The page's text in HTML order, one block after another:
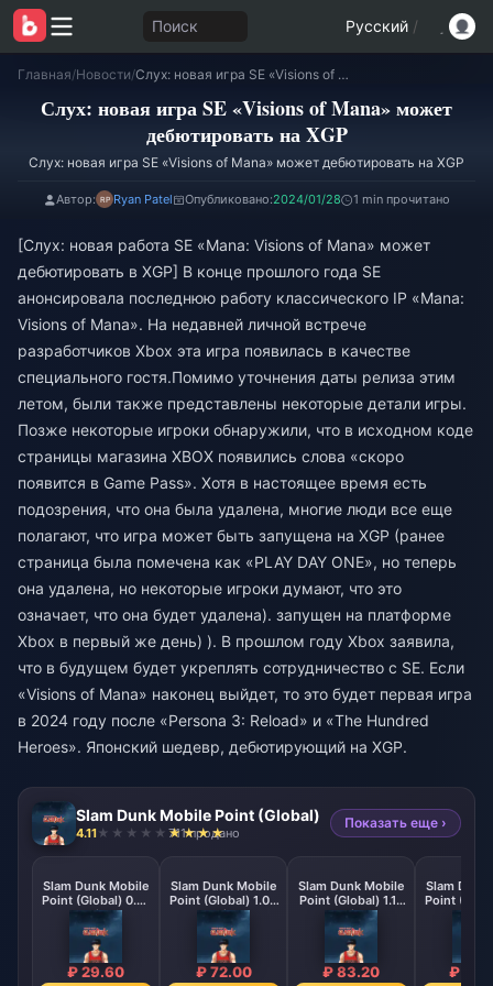
Поиск Русский /
Главная/Новости/ Слух: новая игра SE «Visions of Mana» может дебютировать на XGP
Слух: новая игра SE «Visions of Mana» может
дебютировать на XGP
Слух: новая игра SE «Visions of Mana» может дебютировать на XGP
Автор: Ryan Patel Опубликовано:2024/01/28 1 min прочитано
[Слух: новая работа SE «Mana: Visions of Mana» может
дебютировать в XGP] В конце прошлого года SE
анонсировала последнюю работу классического IP «Mana:
Visions of Mana». На недавней личной встрече
разработчиков Xbox эта игра появилась в качестве
специального гостя.Помимо уточнения даты релиза этим
летом, были также представлены некоторые детали игры.
Позже некоторые игроки обнаружили, что в исходном коде
страницы магазина XBOX появились слова «скоро
появится в Game Pass». Хотя в настоящее время есть
подозрения, что она была удалена, многие люди все еще
полагают, что игра может быть запущена на XGP (ранее
страница была помечена как «PLAY DAY ONE», но теперь
она удалена, но некоторые игроки думают, что это
означает, что она будет удалена). запущен на платформе
Xbox в первый же день) ). В прошлом году Xbox заявила,
что в будущем будет укреплять сотрудничество с SE. Если
«Visions of Mana» наконец выйдет, то это будет первая игра
в 2024 году после «Persona 3: Reload» и «The Hundred
Heroes». Японский шедевр, дебютирующий на XGP.
Slam Dunk Mobile Point (Global)
4.11 711 продано
Показать еще ›
Slam Dunk Mobile
Point (Global) 0.41
Point
₽ 29.60
Slam Dunk Mobile
Point (Global) 1.02
Point
₽ 72.00
Slam Dunk Mobile
Point (Global) 1.18
Point
₽ 83.20
Slam Dunk
Point
₽